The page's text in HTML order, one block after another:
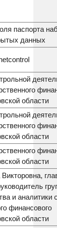
паспорта
данных
области
области
области
и аналитики
финансового
области